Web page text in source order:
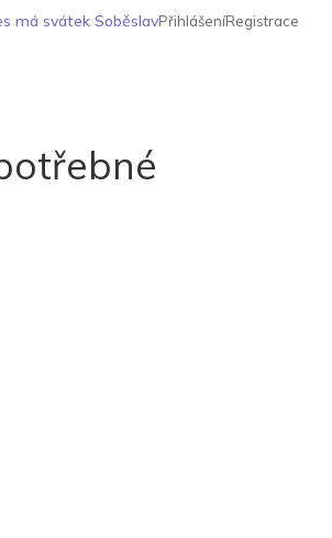
má svátek SoběslavPřihlášeníRegistrace